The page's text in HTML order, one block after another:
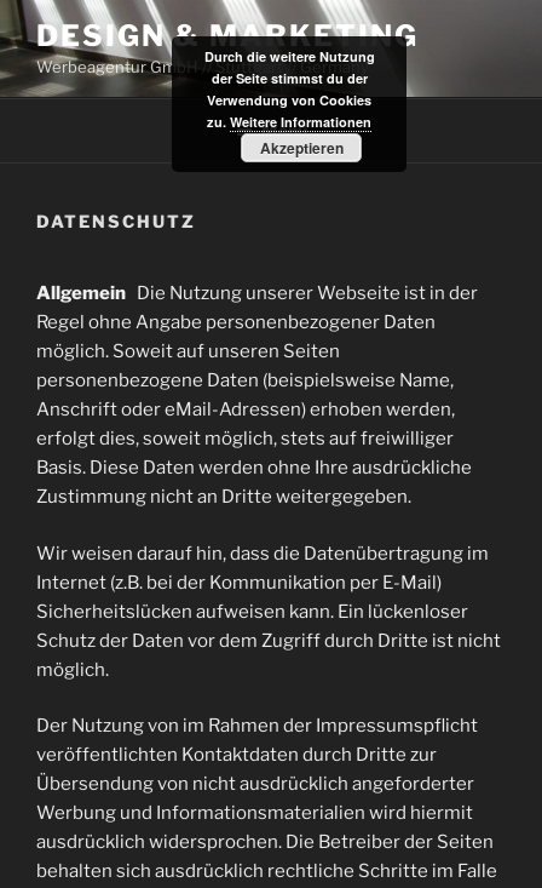
Zum
Inhalt
springen
DESIGN & MARKETING
Werbeagentur GmbH // Stuttgart // Germany
Menü
DATENSCHUTZ
Allgemein Die Nutzung unserer Webseite ist in der
Regel ohne Angabe personenbezogener Daten
möglich. Soweit auf unseren Seiten
personenbezogene Daten (beispielsweise Name,
Anschrift oder eMail-Adressen) erhoben werden,
erfolgt dies, soweit möglich, stets auf freiwilliger
Basis. Diese Daten werden ohne Ihre ausdrückliche
Zustimmung nicht an Dritte weitergegeben.
Wir weisen darauf hin, dass die Datenübertragung im
Internet (z.B. bei der Kommunikation per E-Mail)
Sicherheitslücken aufweisen kann. Ein lückenloser
Schutz der Daten vor dem Zugriff durch Dritte ist nicht
möglich.
Der Nutzung von im Rahmen der Impressumspflicht
veröffentlichten Kontaktdaten durch Dritte zur
Übersendung von nicht ausdrücklich angeforderter
Werbung und Informationsmaterialien wird hiermit
ausdrücklich widersprochen. Die Betreiber der Seiten
behalten sich ausdrücklich rechtliche Schritte im Falle
Durch die weitere Nutzung
der Seite stimmst du der
Verwendung von Cookies
zu. Weitere Informationen
Akzeptieren